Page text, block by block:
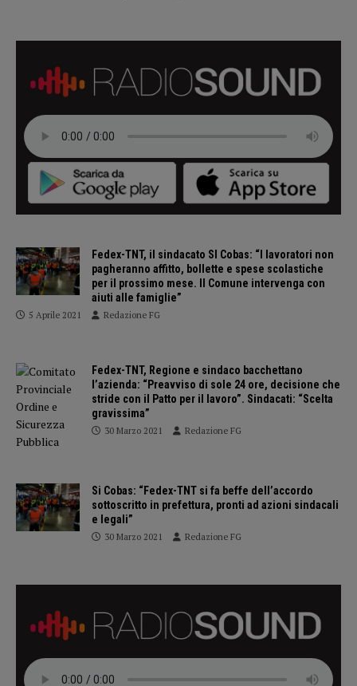
Fedex-TNT, il sindacato SI Cobas: “I lavoratori non
pagheranno affitto, bollette e spese scolastiche
per il prossimo mese. Il Comune intervenga con
aiuti alle famiglie”
5 Aprile 2021 Redazione FG
Fedex-TNT, Regione e sindaco bacchettano
l’azienda: “Preavviso di sole 24 ore, decisione che
stride con il Patto per il lavoro”. Sindacati: “Scelta
gravissima”
30 Marzo 2021 Redazione FG
Si Cobas: “Fedex-TNT si fa beffe dell’accordo
sottoscritto in prefettura, pronti ad azioni sindacali
e legali”
30 Marzo 2021 Redazione FG